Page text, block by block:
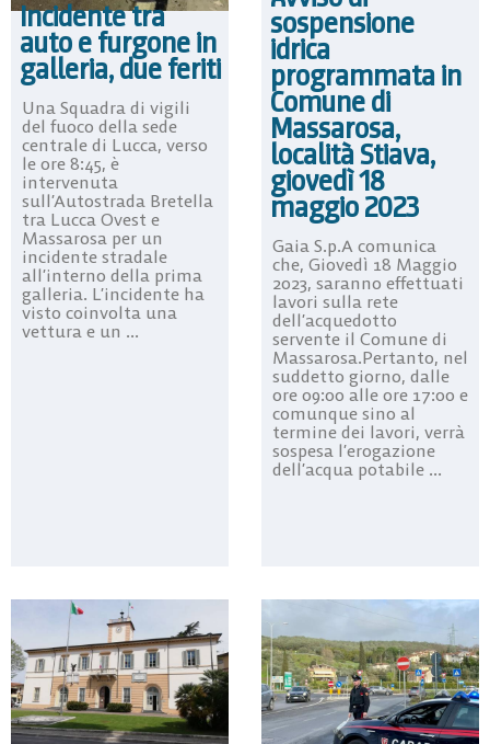
Incidente tra
auto e furgone in
galleria, due feriti
Una Squadra di vigili
del fuoco della sede
centrale di Lucca, verso
le ore 8:45, è
intervenuta
sull’Autostrada Bretella
tra Lucca Ovest e
Massarosa per un
incidente stradale
all’interno della prima
galleria. L’incidente ha
visto coinvolta una
vettura e un ...
sospensione
idrica
programmata in
Comune di
Massarosa,
località Stiava,
giovedì 18
maggio 2023
Gaia S.p.A comunica
che, Giovedì 18 Maggio
2023, saranno effettuati
lavori sulla rete
dell’acquedotto
servente il Comune di
Massarosa.Pertanto, nel
suddetto giorno, dalle
ore 09:00 alle ore 17:00 e
comunque sino al
termine dei lavori, verrà
sospesa l’erogazione
dell’acqua potabile ...